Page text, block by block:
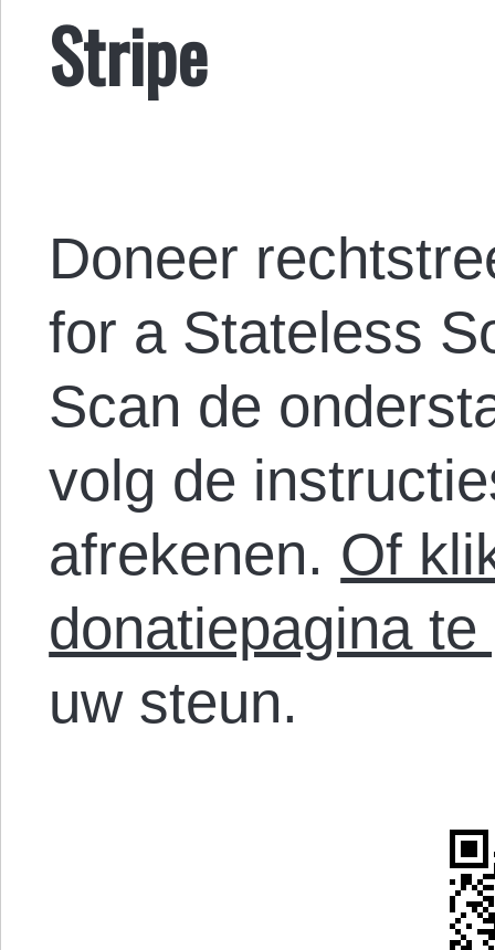
Stripe
Doneer
for a Stateless
Scan de
volg de
afrekenen. Of
donatiepagina te
uw steun.